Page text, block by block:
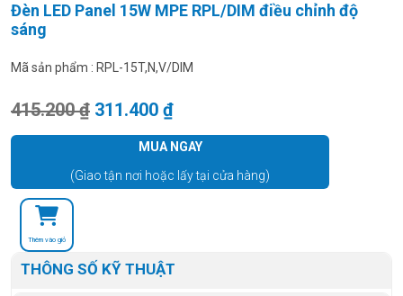
Đèn LED Panel 15W MPE RPL/DIM điều chỉnh độ
sáng
Mã sản phẩm : RPL-15T,N,V/DIM
415.200₫ Giá gốc là: 415.200 ₫.
311.400 ₫Giá hiện tại là: 311.400 ₫.
MUA NGAY
(Giao tận nơi hoặc lấy tại cửa hàng)
Thêm vào giỏ
THÔNG SỐ KỸ THUẬT